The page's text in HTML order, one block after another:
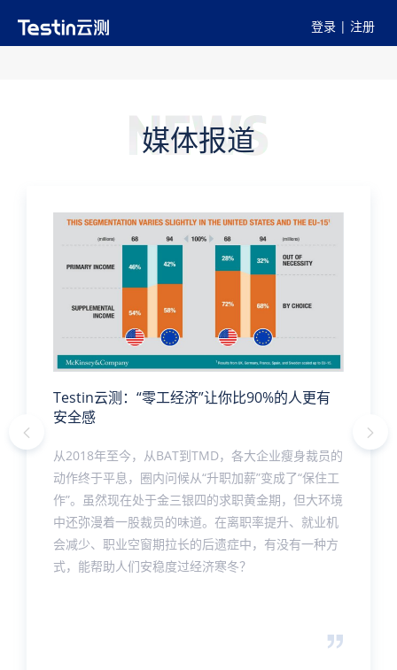
登录 | 注册
媒体报道
Testin云测：“零工经济”让你比90%的人更有
安全感
从2018年至今，从BAT到TMD，各大企业瘦身裁员的
动作终于平息，圈内问候从“升职加薪”变成了“保住工
作”。虽然现在处于金三银四的求职黄金期，但大环境
中还弥漫着一股裁员的味道。在离职率提升、就业机
会减少、职业空窗期拉长的后遗症中，有没有一种方
式，能帮助人们安稳度过经济寒冬？